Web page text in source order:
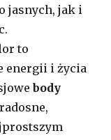
jasnych, jak i
to
energii i życia
body